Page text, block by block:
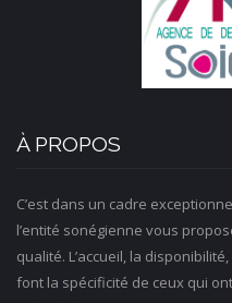
À PROPOS
C’est dans un cadre
l’entité sonégienne vous
qualité. L’accueil, la
font la spécificité de ceux qui